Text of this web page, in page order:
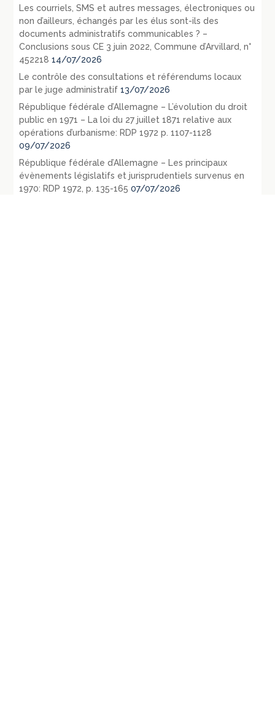
Les courriels, SMS et autres messages, électroniques ou
non d’ailleurs, échangés par les élus sont-ils des
documents administratifs communicables ? –
Conclusions sous CE 3 juin 2022, Commune d’Arvillard, n°
452218 14/07/2026
Le contrôle des consultations et référendums locaux
par le juge administratif 13/07/2026
République fédérale d’Allemagne – L’évolution du droit
public en 1971 – La loi du 27 juillet 1871 relative aux
opérations d’urbanisme: RDP 1972 p. 1107-1128
09/07/2026
République fédérale d’Allemagne – Les principaux
évènements législatifs et jurisprudentiels survenus en
1970: RDP 1972, p. 135-165 07/07/2026